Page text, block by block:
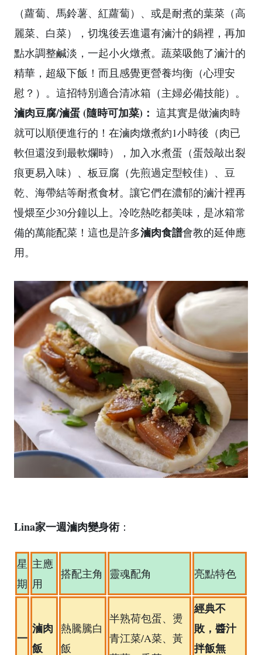
（蘿蔔、馬鈴薯、紅蘿蔔）、或是耐煮的葉菜（高
麗菜、白菜），切塊後丟進還有滷汁的鍋裡，再加
點水調整鹹淡，一起小火燉煮。蔬菜吸飽了滷汁的
精華，超級下飯！而且感覺更營養均衡（心理安
慰？）。這招特別適合清冰箱（主婦必備技能）。
滷肉豆腐/滷蛋 (隨時可加菜)： 這其實是做滷肉時
就可以順便進行的！在滷肉燉煮約1小時後（肉已
軟但還沒到最軟爛時），加入水煮蛋（蛋殼敲出裂
痕更易入味）、板豆腐（先煎過定型較佳）、豆
乾、海帶結等耐煮食材。讓它們在濃郁的滷汁裡再
慢煨至少30分鐘以上。冷吃熱吃都美味，是冰箱常
備的萬能配菜！這也是許多滷肉食譜會教的延伸應
用。
Lina家一週滷肉變身術：
星
期
主應
用
搭配主角 靈魂配角 亮點特色
一
滷肉
飯
熱騰騰白
飯
半熟荷包蛋、燙
青江菜/A菜、黃
經典不
敗，醬汁
拌飯無